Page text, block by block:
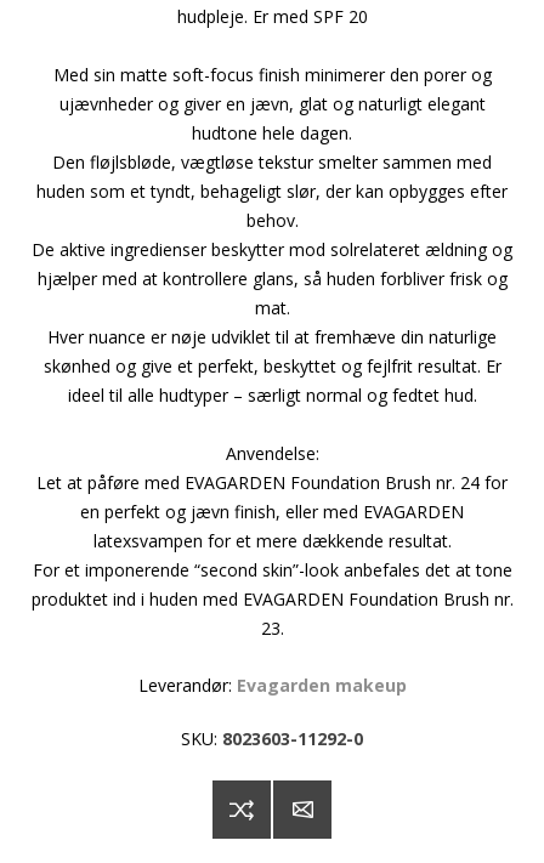
hudpleje. Er med SPF 20
Med sin matte soft-focus finish minimerer den porer og
ujævnheder og giver en jævn, glat og naturligt elegant
hudtone hele dagen.
Den fløjlsbløde, vægtløse tekstur smelter sammen med
huden som et tyndt, behageligt slør, der kan opbygges efter
behov.
De aktive ingredienser beskytter mod solrelateret ældning og
hjælper med at kontrollere glans, så huden forbliver frisk og
mat.
Hver nuance er nøje udviklet til at fremhæve din naturlige
skønhed og give et perfekt, beskyttet og fejlfrit resultat. Er
ideel til alle hudtyper – særligt normal og fedtet hud.
Anvendelse:
Let at påføre med EVAGARDEN Foundation Brush nr. 24 for
en perfekt og jævn finish, eller med EVAGARDEN
latexsvampen for et mere dækkende resultat.
For et imponerende “second skin”-look anbefales det at tone
produktet ind i huden med EVAGARDEN Foundation Brush nr.
23.
Leverandør: Evagarden makeup
SKU: 8023603-11292-0